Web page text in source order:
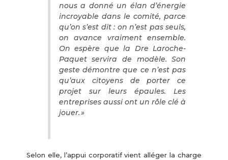
nous a donné un élan d’énergie
incroyable dans le comité, parce
qu’on s’est dit : on n’est pas seuls,
on avance vraiment ensemble.
On espère que la Dre Laroche-
Paquet servira de modèle. Son
geste démontre que ce n’est pas
qu’aux citoyens de porter ce
projet sur leurs épaules. Les
entreprises aussi ont un rôle clé à
jouer. »
Selon elle, l’appui corporatif vient alléger la charge